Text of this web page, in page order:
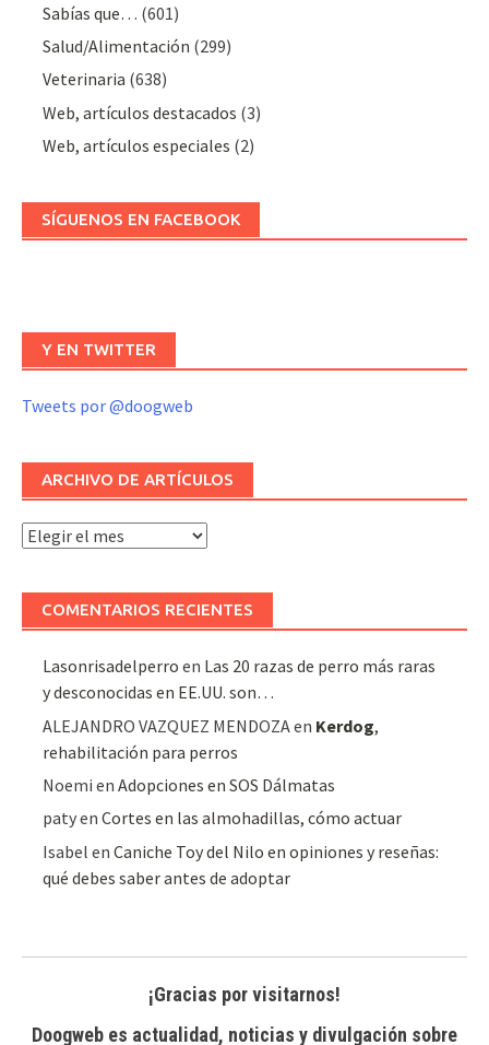
Sabías que… (601)
Salud/Alimentación (299)
Veterinaria (638)
Web, artículos destacados (3)
Web, artículos especiales (2)
SÍGUENOS EN FACEBOOK
Y EN TWITTER
Tweets por @doogweb
ARCHIVO DE ARTÍCULOS
Archivo
artículos
COMENTARIOS RECIENTES
Lasonrisadelperro en Las 20 razas de perro más raras
y desconocidas en EE.UU. son…
ALEJANDRO VAZQUEZ MENDOZAen Kerdog,
rehabilitación para perros
Noemi enAdopciones en SOS Dálmatas
patyenCortes en las almohadillas, cómo actuar
Isabel enCaniche Toy del Nilo en opiniones y reseñas:
qué debes saber antes de adoptar
¡Gracias por visitarnos!
Doogweb es actualidad, noticias y divulgación sobre